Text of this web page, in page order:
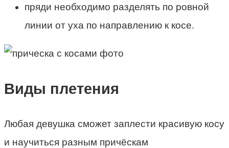
пряди необходимо разделять по ровной
линии от уха по направлению к косе.
Виды плетения
Любая девушка сможет заплести красивую косу
и научиться разным причёскам